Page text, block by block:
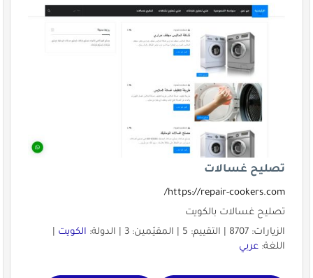
تصليح غسالات
https://repair-cookers.com/
تصليح غسالات بالكويت
الزيارات: 8707 | التقييم: 5 | المقيّمين: 3 | الدولة:
الكويت|
اللغة: عربي